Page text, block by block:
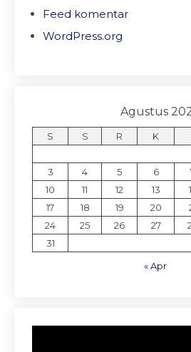
Feed komentar
WordPress.org
Agustus
S S R K
3
4 5 6
10
11 12 13
17
18 19 20
24
25 26 27
31
« Apr